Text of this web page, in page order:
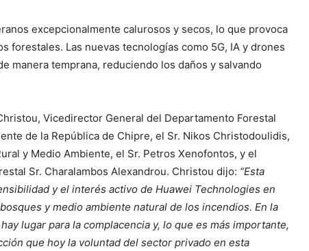
excepcionalmente calurosos y secos, lo que provoca
forestales. Las nuevas tecnologías como 5G, IA y drones
manera temprana, reduciendo los daños y salvando
Vicedirector General del Departamento Forestal
de la República de Chipre, el Sr. Nikos Christodoulidis,
y Medio Ambiente, el Sr. Petros Xenofontos, y el
Sr. Charalambos Alexandrou. Christou dijo: “Esta
y el interés activo de Huawei Technologies en
y medio ambiente natural de los incendios. En la
lugar para la complacencia y, lo que es más importante,
que hoy la voluntad del sector privado en esta